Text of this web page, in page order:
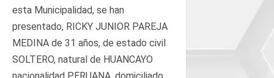
esta Municipalidad, se han
presentado, RICKY JUNIOR PAREJA
MEDINA de 31 años, de estado civil
SOLTERO, natural de HUANCAYO
nacionalidad PERUANA, domiciliado